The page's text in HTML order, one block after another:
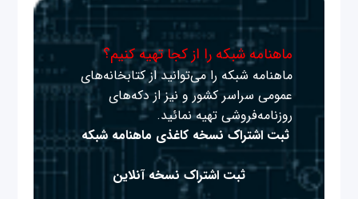
ماهنامه شبکه را از کجا تهیه کنیم؟
ماهنامه شبکه را می‌توانید از کتابخانه‌های
عمومی سراسر کشور و نیز از دکه‌های
روزنامه‌فروشی تهیه نمائید.
ثبت اشتراک نسخه کاغذی ماهنامه شبکه
ثبت اشتراک نسخه آنلاین